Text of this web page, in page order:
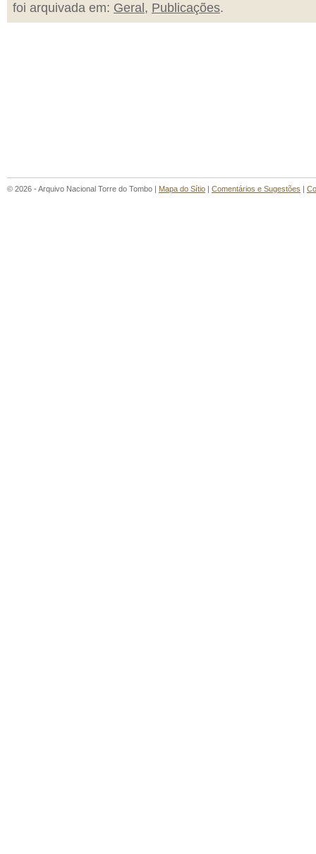
foi arquivada em: Geral , Publicações.
© 2026 - Arquivo Nacional Torre do Tombo | Mapa do Sítio | Comentários e Sugestões |